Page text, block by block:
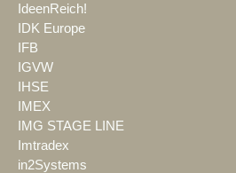
IdeenReich!
IDK Europe
IFB
IGVW
IHSE
IMEX
IMG STAGE LINE
Imtradex
in2Systems